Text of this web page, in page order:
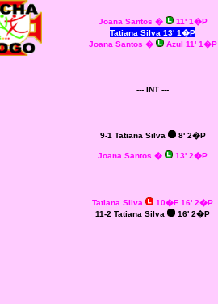
Joana Santos �
11' 1�P
Tatiana Silva 13' 1�P
Joana Santos � Azul 11' 1�P
--- INT ---
9-1 Tatiana Silva 8' 2�P
Joana Santos � 13' 2�P
Tatiana Silva
10�F 16' 2�P
11-2 Tatiana Silva
16' 2�P